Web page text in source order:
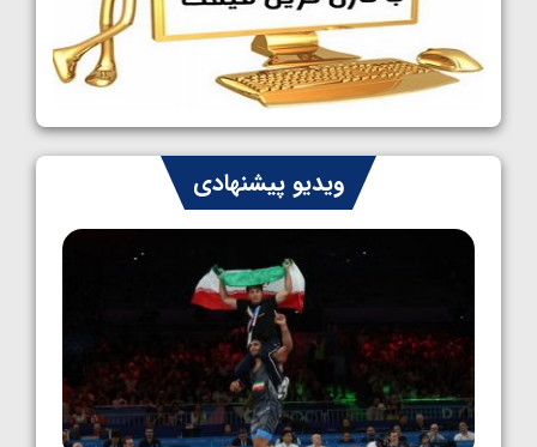
1405/05/08
کشتی فرنگی نوجوانان جهان؛ سکوی تیمی
سوم برای ایران
1405/05/07
ایران چشم به راه چهار مدال در پنج وزن دوم
کشتی فرنگی نوجوانان جهان
1405/05/06
ویدیو پیشنهادی